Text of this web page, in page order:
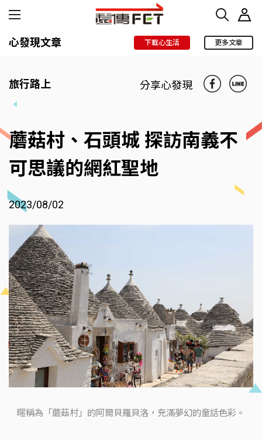
心發現文章 下載心生活 更多文章
旅行路上 分享心發現
蘑菇村、石頭城 探訪南義不
可思議的網紅聖地
2023/08/02
暱稱為「蘑菇村」的阿爾貝羅貝洛，充滿夢幻的童話色彩。